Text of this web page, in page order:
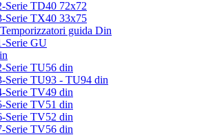
Serie TD40 72x72
Serie TX40 33x75
guida Din
Serie GU
Serie TU56 din
Serie TU93 - TU94 din
Serie TV49 din
Serie TV51 din
Serie TV52 din
Serie TV56 din